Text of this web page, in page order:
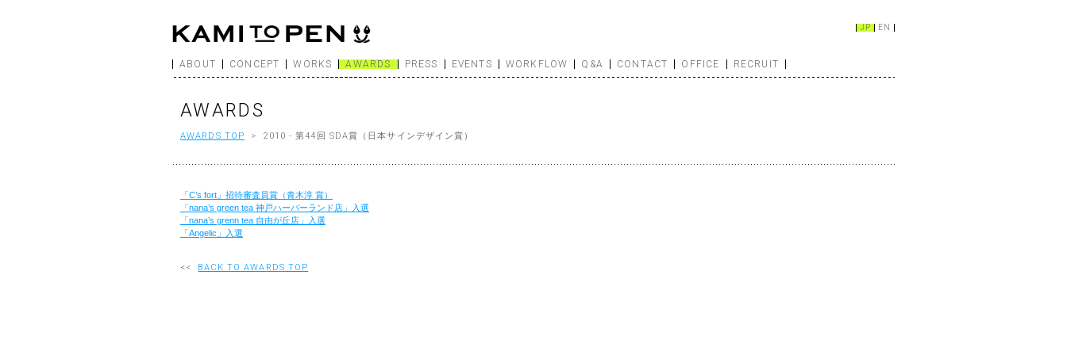
ABOUT CONCEPT WORKS AWARDS PRESS EVENTS WORKFLOW Q&A CONTACT OFFICE RECRUIT
EN
JP
AWARDS
AWARDS TOP > 2010 - 第44回 SDA賞（日本サインデザイン賞）
「C’s fort」招待審査員賞（青木淳 賞）
「nana’s green tea 神戸ハーバーランド店」入選
「nana’s grenn tea 自由が丘店」入選
「Angelic」入選
<< BACK TO AWARDS TOP